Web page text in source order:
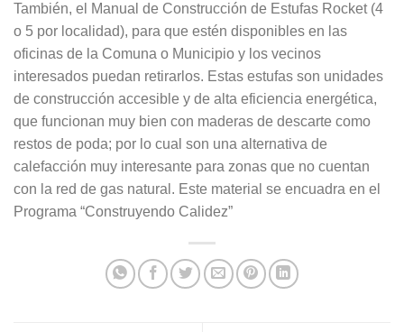
También, el Manual de Construcción de Estufas Rocket (4
o 5 por localidad), para que estén disponibles en las
oficinas de la Comuna o Municipio y los vecinos
interesados puedan retirarlos. Estas estufas son unidades
de construcción accesible y de alta eficiencia energética,
que funcionan muy bien con maderas de descarte como
restos de poda; por lo cual son una alternativa de
calefacción muy interesante para zonas que no cuentan
con la red de gas natural. Este material se encuadra en el
Programa “Construyendo Calidez”